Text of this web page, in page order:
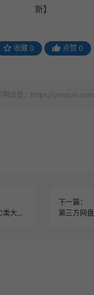
收藏 0 点赞 0
明出处：https://
电脑实用软件分享、PC类大型软件各种工具类【持续更新】
下一篇：